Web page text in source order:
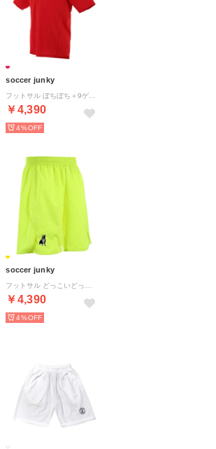
soccer junky
￥4,390
4%
soccer junky
￥4,390
4%